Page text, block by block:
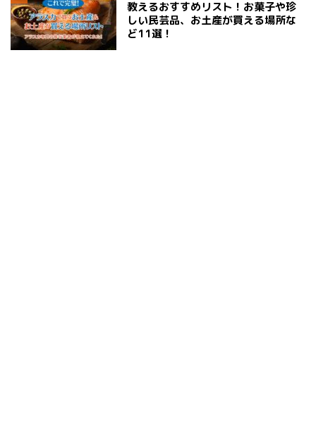
教えるおすすめリスト！お菓子や珍
しい民芸品、お土産が買える場所な
ど11選！